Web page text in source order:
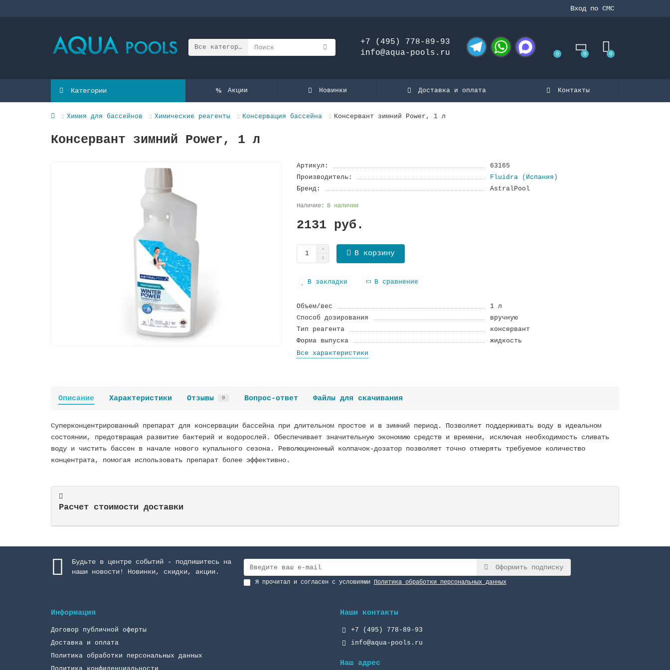
Вход по СМС
Все категории
+7 (495) 778-89-93
info@aqua-pools.ru
0 0 0
Категории Акции Новинки Доставка и оплата Контакты
Химия для бассейнов Химические реагенты Консервация бассейна Консервант зимний Power, 1 л
Консервант зимний Power, 1 л
Артикул:
63165
Производитель:
Fluidra (Испания)
Бренд:
AstralPool
В наличии
2131 руб.
В корзину
В закладки В сравнение
Объем/вес
1 л
Способ дозирования
вручную
Тип реагента
консервант
Форма выпуска
жидкость
Все характеристики
Описание Характеристики Отзывы 0 Вопрос-ответ Файлы для скачивания
Суперконцентрированный препарат для консервации бассейна при длительном простое и в зимний период. Позволяет поддерживать воду в идеальном
состоянии, предотвращая развитие бактерий и водорослей. Обеспечивает значительную экономию средств и времени, исключая необходимость сливать
воду и чистить бассен в начале нового купального сезона. Революцинонный колпачок-дозатор позволяет точно отмерять требуемое количество
концентрата, помогая использовать препарат более эффективно.
Расчет стоимости доставки
Будьте в центре событий - подпишитесь на
наши новости! Новинки, скидки, акции.
Оформить подписку
Я прочитал и согласен с условиями Политика обработки персональных данных
Информация
Договор публичной оферты
Доставка и оплата
Политика обработки персональных данных
Наши контакты
+7 (495) 778-89-93
info@aqua-pools.ru
Наш адрес